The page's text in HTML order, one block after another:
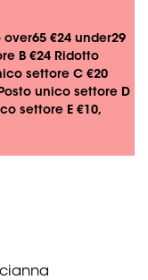
€24 under29
B €24 Ridotto
settore C €20
unico settore D
settore E €10,